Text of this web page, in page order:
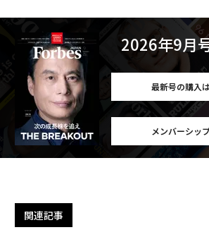
2026年9月
最新号の購入
メンバーシッ
関連記事